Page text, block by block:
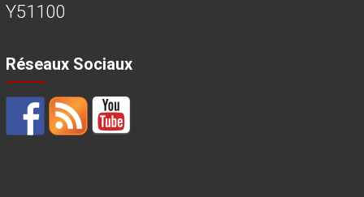
Y51100
Réseaux Sociaux